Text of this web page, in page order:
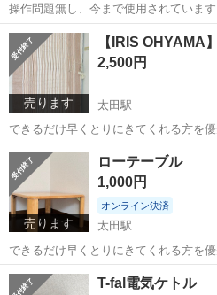
操作問題無し、今まで使用されていま
くれる方を優先させていただきます。
群馬 太田市 生活家電
売ります
【IRIS OHYAMA
2,500円
太田駅
できるだけ早くとりにきてくれる方を
しくおねがいします。
群馬 太田市 季節、
売ります
ローテーブル
1,000円
オンライン決済
太田駅
できるだけ早くとりにきてくれる方を
しくおねがいします。
群馬 太田市 太田駅 テーブル
T-fal電気ケトル